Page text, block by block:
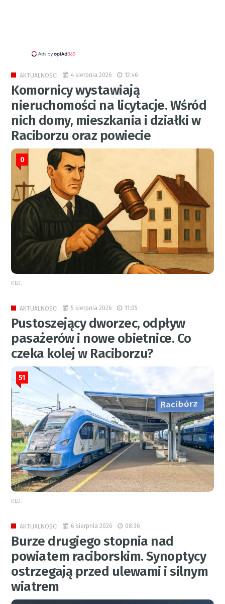
AKTUALNOŚCI 4 sierpnia 2026 12:46
Komornicy wystawiają
nieruchomości na licytacje. Wśród
nich domy, mieszkania i działki w
Raciborzu oraz powiecie
0
RED.
AKTUALNOŚCI 5 sierpnia 2026 11:05
Pustoszejący dworzec, odpływ
pasażerów i nowe obietnice. Co
czeka kolej w Raciborzu?
51
RED.
AKTUALNOŚCI 6 sierpnia 2026 08:36
Burze drugiego stopnia nad
powiatem raciborskim. Synoptycy
ostrzegają przed ulewami i silnym
wiatrem